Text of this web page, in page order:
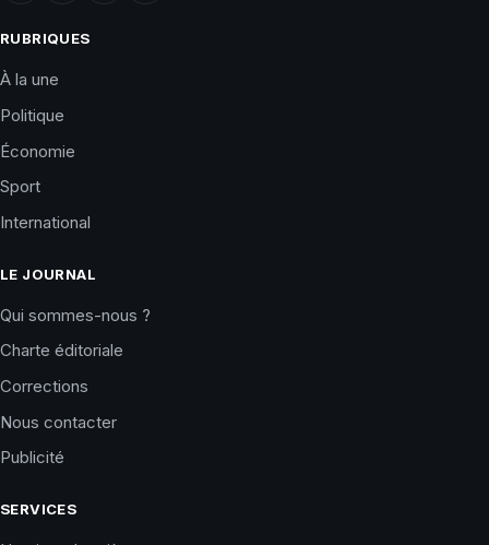
RUBRIQUES
À la une
Politique
Économie
Sport
International
LE JOURNAL
Qui sommes-nous ?
Charte éditoriale
Corrections
Nous contacter
Publicité
SERVICES